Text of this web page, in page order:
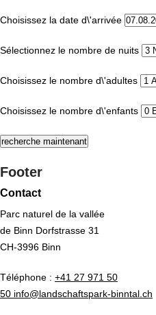
Choisissez la date d\'arrivée
Sélectionnez le nombre de nuits
Choisissez le nombre d\'adultes
Choisissez le nombre d\'enfants
Footer
Contact
Parc naturel de la vallée
de Binn Dorfstrasse 31
CH-3996 Binn
Téléphone : +41 27 971 50
50 info@landschaftspark-binntal.ch